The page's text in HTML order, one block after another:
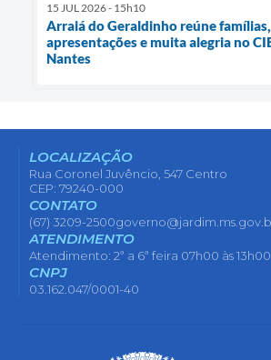
15 JUL 2026 - 15h10
Arraiá do Geraldinho reúne famílias,
apresentações e muita alegria no
Nantes
LOCALIZAÇÃO
Rua Coronel Juvêncio, 547 Centro
CEP: 79240-000
CONTATO
(67) 3209-2500
ATENDIMENTO
Atendimento: 2ª a 6ª feira 07h00 às
CNPJ
03.162.047/0001-40